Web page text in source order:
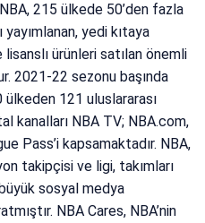
215 ülkede 50’den fazla
yedi kıtaya
ürünleri satılan önemli
2021-22 sezonu başında
ülkeden 121 uluslararası
kanalları NBA TV; NBA.com,
Pass’i kapsamaktadır. NBA,
takipçisi ve ligi, takımları
sosyal medya
NBA Cares, NBA’nin